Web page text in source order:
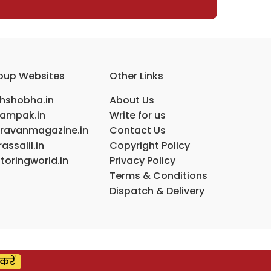
Websites
Other Links
About Us
Write for us
Contact Us
Copyright Policy
Privacy Policy
Terms & Conditions
Dispatch & Delivery